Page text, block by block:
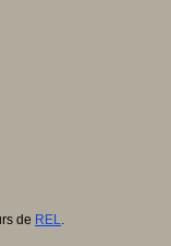
de REL.